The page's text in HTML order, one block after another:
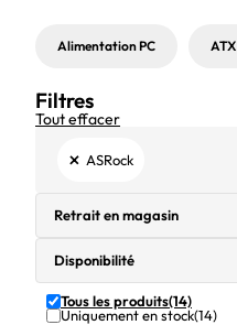
Alimentation PC ATX
Filtres
Tout effacer
× ASRock
Retrait en magasin
Disponibilité
Tous les produits(14)
Uniquement en stock(14)